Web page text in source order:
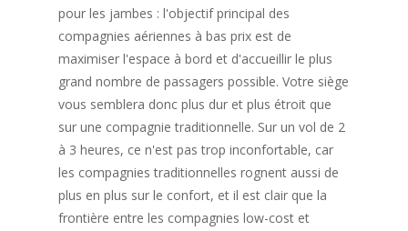
pour les jambes : l'objectif principal des
compagnies aériennes à bas prix est de
maximiser l'espace à bord et d'accueillir le plus
grand nombre de passagers possible. Votre siège
vous semblera donc plus dur et plus étroit que
sur une compagnie traditionnelle. Sur un vol de 2
à 3 heures, ce n'est pas trop inconfortable, car
les compagnies traditionnelles rognent aussi de
plus en plus sur le confort, et il est clair que la
frontière entre les compagnies low-cost et